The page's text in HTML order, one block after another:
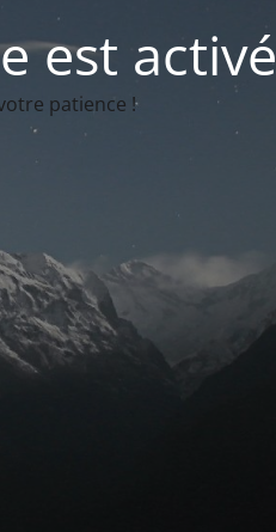
est activé
patience !